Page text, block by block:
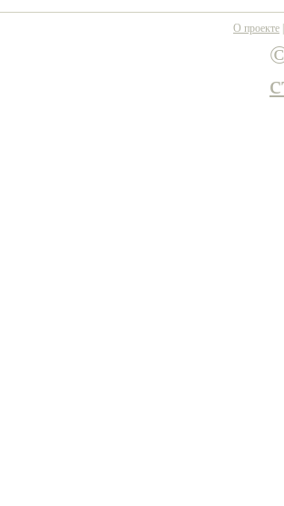
О проекте